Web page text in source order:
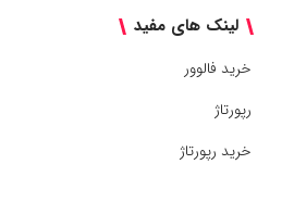
لینک های مفید
خرید فالوور
رپورتاژ
خرید رپورتاژ